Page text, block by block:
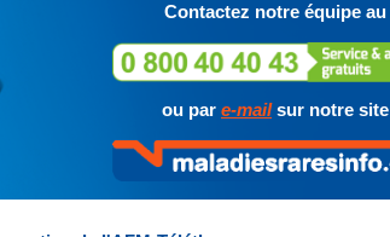
Contactez notre équipe au
ou par e-mailsur notre site